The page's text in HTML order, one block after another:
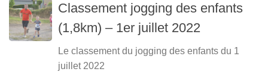
Classement jogging des enfants
(1,8km) – 1er juillet 2022
Le classement du jogging des enfants du 1
juillet 2022